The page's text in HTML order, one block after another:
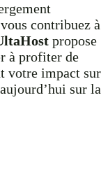
contribuez à
propose
à profiter de
votre impact sur
sur la